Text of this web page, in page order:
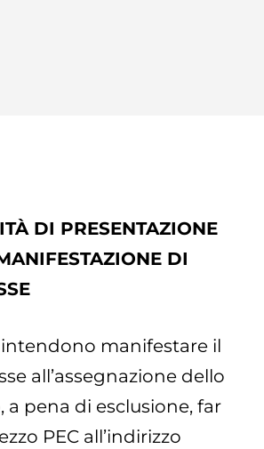
DI PRESENTAZIONE
DI
manifestare il
all’assegnazione dello
a pena di esclusione, far
PEC all’indirizzo